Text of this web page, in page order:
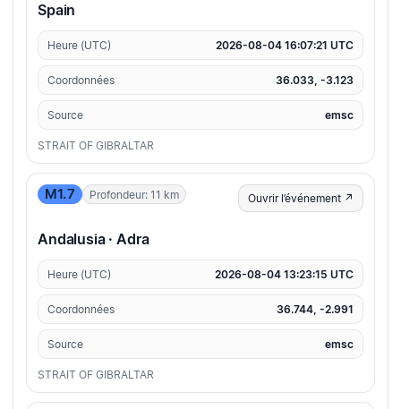
Spain
Heure (UTC) 2026-08-04 16:07:21 UTC
Coordonnées 36.033, -3.123
Source emsc
STRAIT OF GIBRALTAR
M1.7 Profondeur: 11 km Ouvrir l’événement ↗
Andalusia · Adra
Heure (UTC) 2026-08-04 13:23:15 UTC
Coordonnées 36.744, -2.991
Source emsc
STRAIT OF GIBRALTAR